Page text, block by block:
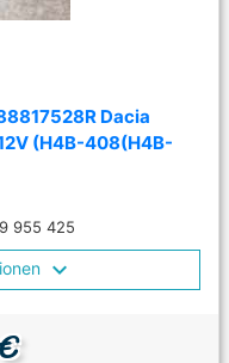
Dacia
(H4B-408(H4B-
955 425